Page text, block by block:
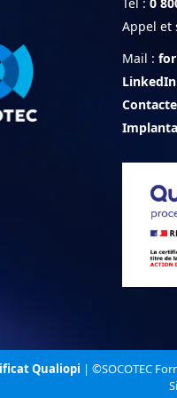
Appel et
Mail :
LinkedIn
Qualiopi | ©SOCOTEC